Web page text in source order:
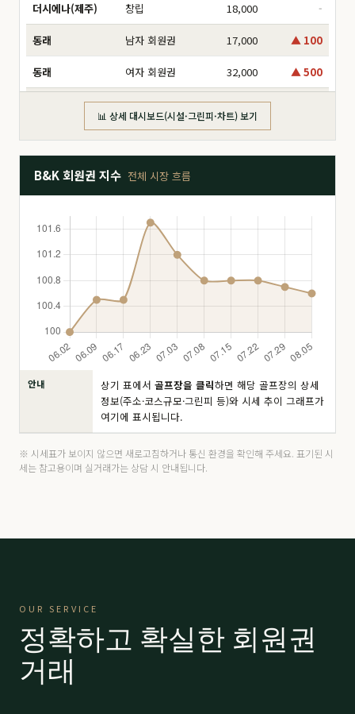
더시에나(제주) 창립 18,000 -
동래 남자 회원권 17,000 ▲ 100
동래 여자 회원권 32,000 ▲ 500
分 6,000만 16,000
分 8,000만 17,500
동부산
동부산 分 3억 160,000 ▲ 5,000
동부산 分 1.2억 26,000
동부산 分 1.4억
分 1.8억
드비치
드비치 分 3억 68,000 ▼ 2,000
드비치 分 8.5억 190,000 ▼ 10,000
주중
마우나 오션 分 6,500만 14,000 -
밀양 에스파크
베이사이드 프리미어 59,000
베이사이드
📊 상세 대시보드(시설·그린피·차트) 보기
B&K 회원권 지수 전체 시장 흐름
안내 상기 표에서 골프장을 클릭하면 해당 골프장의 상세
정보(주소·코스규모·그린피 등)와 시세 추이 그래프가
여기에 표시됩니다.
※ 시세표가 보이지 않으면 새로고침하거나 통신 환경을 확인해 주세요. 표기된 시
세는 참고용이며 실거래가는 상담 시 안내됩니다.
OUR SERVICE
정확하고 확실한 회원권
거래